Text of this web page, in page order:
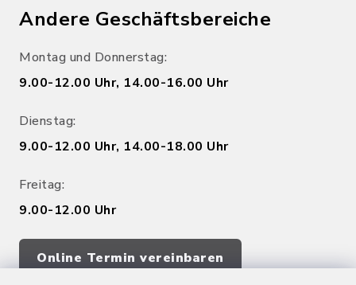
Andere Geschäftsbereiche
Montag und Donnerstag:
9.00-12.00 Uhr, 14.00-16.00 Uhr
Dienstag:
9.00-12.00 Uhr, 14.00-18.00 Uhr
Freitag:
9.00-12.00 Uhr
Online Termin vereinbaren